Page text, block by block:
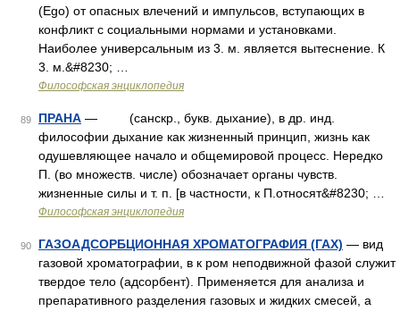
(Ego) от опасных влечений и импульсов, вступающих в
конфликт с социальными нормами и установками.
Наиболее универсальным из 3. м. является вытеснение. К
3. м.&#8230; …
Философская энциклопедия
89 ПРАНА — (санскр., букв. дыхание), в др. инд.
философии дыхание как жизненный принцип, жизнь как
одушевляющее начало и общемировой процесс. Нередко
П. (во множеств. числе) обозначает органы чувств.
жизненные силы и т. п. [в частности, к П.относят&#8230; …
Философская энциклопедия
90 ГАЗОАДСОРБЦИОННАЯ ХРОМАТОГРАФИЯ (ГАХ) — вид
газовой хроматографии, в к ром неподвижной фазой служит
твердое тело (адсорбент). Применяется для анализа и
препаративного разделения газовых и жидких смесей, а